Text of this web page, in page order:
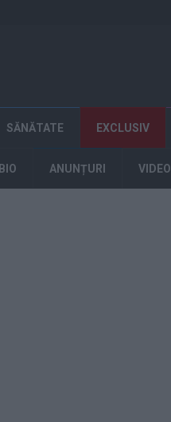
SĂNĂTATE EXCLUSIV
BIO ANUNȚURI VIDEO